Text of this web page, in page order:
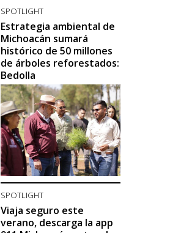
SPOTLIGHT
Estrategia ambiental de
Michoacán sumará
histórico de 50 millones
de árboles reforestados:
Bedolla
SPOTLIGHT
Viaja seguro este
verano, descarga la app